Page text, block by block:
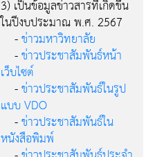
3) เป็นข้อมูลข่าวสารที่เกิดขึ้น
ในปีงบประมาณ พ.ศ. 2567
-ข่าวมหาวิทยาลัย
-ข่าวประชาสัมพันธ์หน้า
เว็บไซต์
-ข่าวประชาสัมพันธ์ในรูป
แบบ VDO
-ข่าวประชาสัมพันธ์ใน
หนังสือพิมพ์